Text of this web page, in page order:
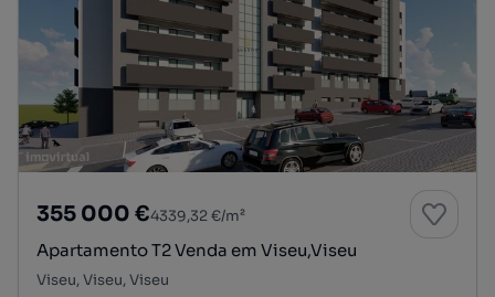
355 000 €4339,32 €/m²
Apartamento T2 Venda em Viseu,Viseu
Viseu, Viseu, Viseu